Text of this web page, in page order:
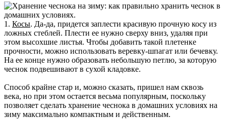
1. Косы. Да-да, придется заплести красивую прочную косу из
ложных стеблей. Плести ее нужно сверху вниз, удаляя при
этом высохшие листья. Чтобы добавить такой плетенке
прочности, можно использовать веревку-шпагат или бечевку.
На ее конце нужно образовать небольшую петлю, за которую
чеснок подвешивают в сухой кладовке.
Способ крайне стар и, можно сказать, пришел нам сквозь
века, но при этом остается весьма популярным, поскольку
позволяет сделать хранение чеснока в домашних условиях на
зиму максимально компактным и действенным.